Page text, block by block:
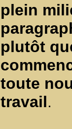
plein
plutôt
toute
travail.